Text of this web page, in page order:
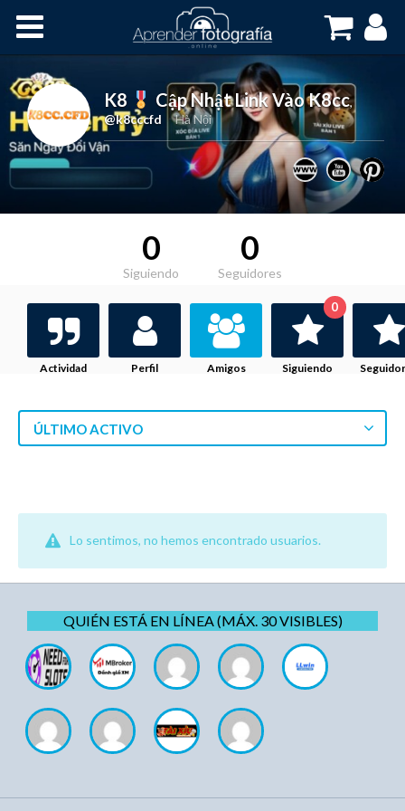
Cursos OnLine
K8 Cập Nhật Link Vào K8cc,
@k8cccfd
Hà Nội
0
Siguiendo
0
Seguidores
Actividad Perfil Amigos Siguiendo
0
ÚLTIMO ACTIVO
Lo sentimos, no hemos encontrado usuarios.
QUIÉN ESTÁ EN LÍNEA (MÁX. 30 VISIBLES)